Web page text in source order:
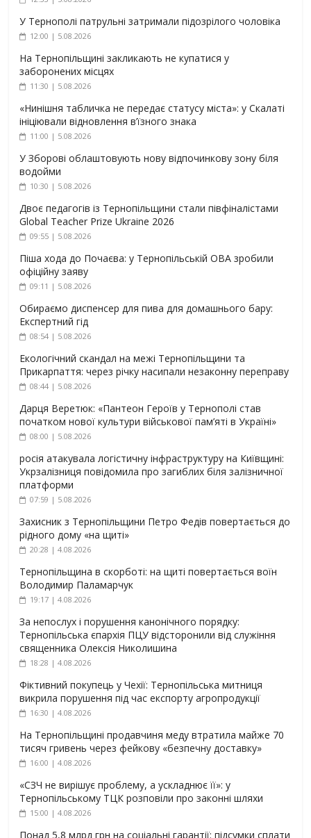
У Тернополі патрульні затримали підозрілого чоловіка
12:00 | 5.08.2026
На Тернопільщині закликають не купатися у
заборонених місцях
11:30 | 5.08.2026
«Нинішня табличка не передає статусу міста»: у Скалаті
ініціювали відновлення в’їзного знака
11:00 | 5.08.2026
У Зборові облаштовують нову відпочинкову зону біля
водойми
10:30 | 5.08.2026
Двоє педагогів із Тернопільщини стали півфіналістами
Global Teacher Prize Ukraine 2026
09:55 | 5.08.2026
Піша хода до Почаєва: у Тернопільській ОВА зробили
офіційну заяву
09:11 | 5.08.2026
Обираємо диспенсер для пива для домашнього бару:
Експертний гід
08:54 | 5.08.2026
Екологічний скандал на межі Тернопільщини та
Прикарпаття: через річку насипали незаконну переправу
08:44 | 5.08.2026
Дарця Веретюк: «Пантеон Героїв у Тернополі став
початком нової культури військової пам’яті в Україні»
08:00 | 5.08.2026
росія атакувала логістичну інфраструктуру на Київщині:
Укрзалізниця повідомила про загиблих біля залізничної
платформи
07:59 | 5.08.2026
Захисник з Тернопільщини Петро Федів повертається до
рідного дому «на щиті»
20:28 | 4.08.2026
Тернопільщина в скорботі: на щиті повертається воїн
Володимир Паламарчук
19:17 | 4.08.2026
За непослух і порушення канонічного порядку:
Тернопільська єпархія ПЦУ відсторонили від служіння
священника Олексія Николишина
18:28 | 4.08.2026
Фіктивний покупець у Чехії: Тернопільська митниця
викрила порушення під час експорту агропродукції
16:30 | 4.08.2026
На Тернопільщині продавчиня меду втратила майже 70
тисяч гривень через фейкову «безпечну доставку»
16:00 | 4.08.2026
«СЗЧ не вирішує проблему, а ускладнює її»: у
Тернопільському ТЦК розповіли про законні шляхи
15:00 | 4.08.2026
Понад 5,8 млрд грн на соціальні гарантії: підсумки сплати